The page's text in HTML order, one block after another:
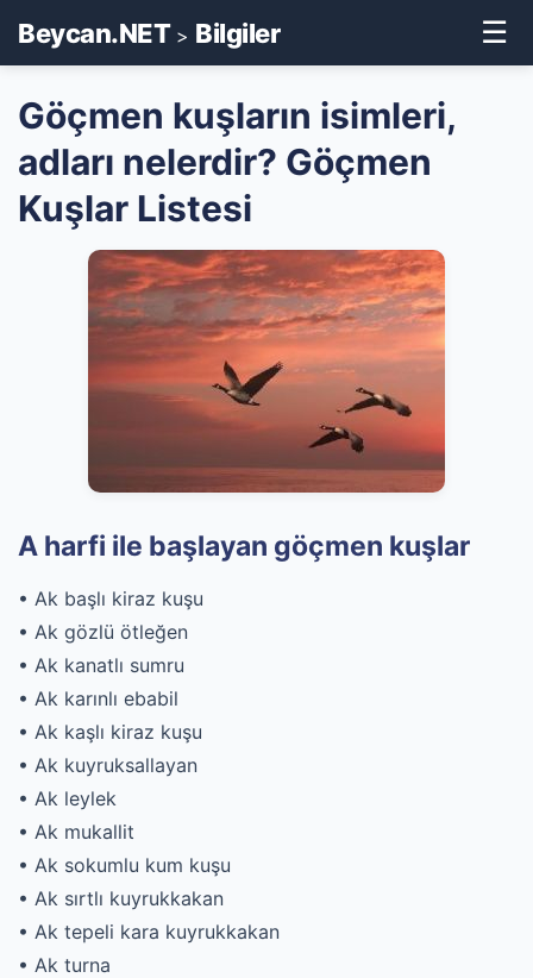
Beycan.NET> Bilgiler ☰
Göçmen kuşların isimleri,
adları nelerdir? Göçmen
Kuşlar Listesi
A harfi ile başlayan göçmen kuşlar
• Ak başlı kiraz kuşu
• Ak gözlü ötleğen
• Ak kanatlı sumru
• Ak karınlı ebabil
• Ak kaşlı kiraz kuşu
• Ak kuyruksallayan
• Ak leylek
• Ak mukallit
• Ak sokumlu kum kuşu
• Ak sırtlı kuyrukkakan
• Ak tepeli kara kuyrukkakan
• Ak turna